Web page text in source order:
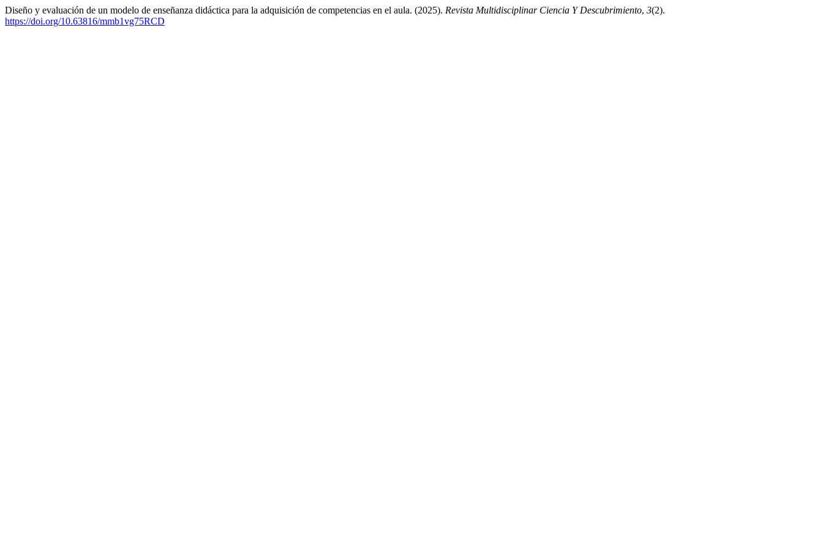
Diseño y evaluación de un modelo de enseñanza didáctica para la adquisición de competencias en el aula. (2025). Revista Multidisciplinar Ciencia Y Descubrimiento, 3(2).
https://doi.org/10.63816/mmb1vg75RCD